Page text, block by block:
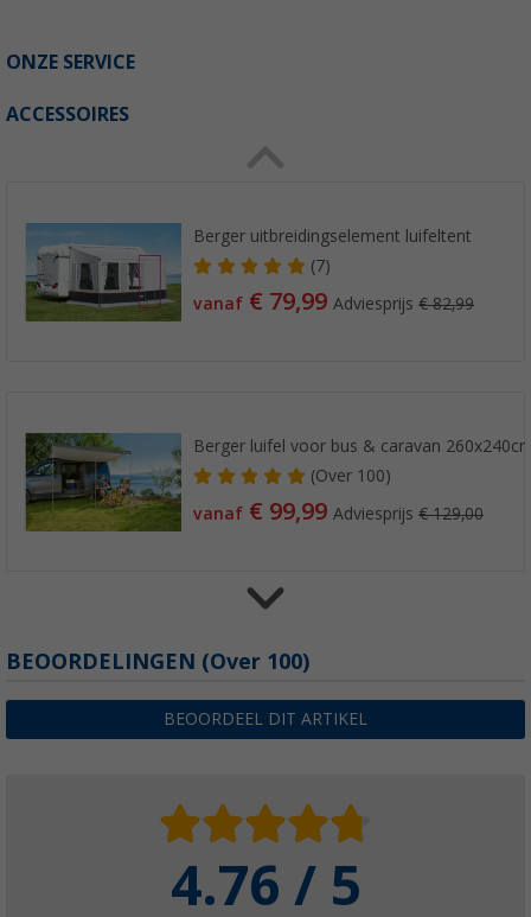
ONZE SERVICE
ACCESSOIRES
Berger uitbreidingselement luifeltent
(7)
vanaf € 79,99Adviesprijs€ 82,99
Berger luifel voor bus & caravan
(Over100)
vanaf € 99,99Adviesprijs€ 129,00
Tarp UV+50
vanaf€ 36,99Adviesprijs
Berger multifunctioneel tenttouw
(76)
BEOORDELINGEN (Over 100)
BEOORDEEL DIT ARTIKEL
4.76 / 5